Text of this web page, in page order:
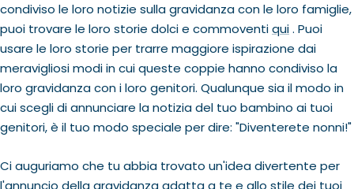
condiviso le loro notizie sulla gravidanza con le loro famiglie,
puoi trovare le loro storie dolci e commoventiqui. Puoi
usare le loro storie per trarre maggiore ispirazione dai
meravigliosi modi in cui queste coppie hanno condiviso la
loro gravidanza con i loro genitori. Qualunque sia il modo in
cui scegli di annunciare la notizia del tuo bambino ai tuoi
genitori, è il tuo modo speciale per dire: "Diventerete nonni!"
Ci auguriamo che tu abbia trovato un'idea divertente per